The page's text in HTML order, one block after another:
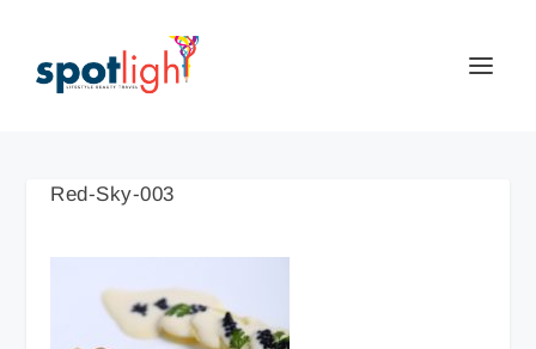
Red-Sky-003